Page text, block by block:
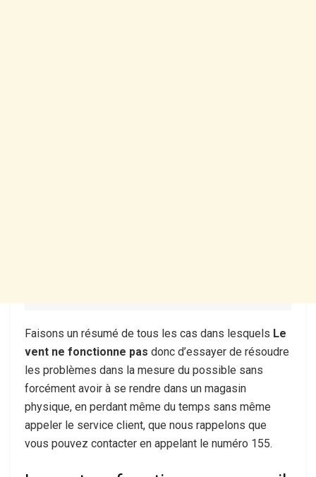
Faisons un résumé de tous les cas dans lesquels Le
vent ne fonctionne pas donc d’essayer de résoudre
les problèmes dans la mesure du possible sans
forcément avoir à se rendre dans un magasin
physique, en perdant même du temps sans même
appeler le service client, que nous rappelons que
vous pouvez contacter en appelant le numéro 155.